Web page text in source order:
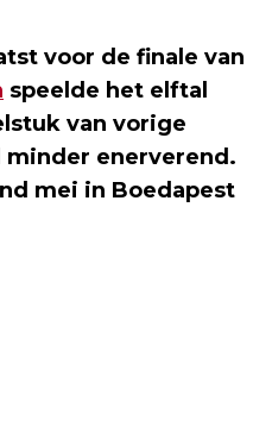
voor de finale van
speelde het elftal
van vorige
minder enerverend.
mei in Boedapest